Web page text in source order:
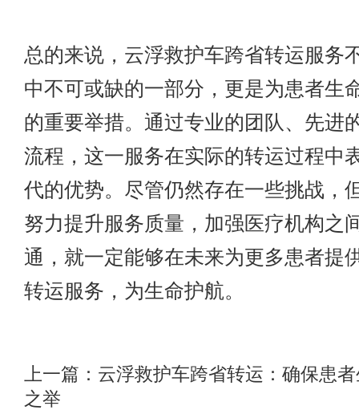
总的来说， 云浮救护车跨省转运服务
中不可或缺的一部分，更是为患者生
的重要举措。通过专业的团队、先进
流程，这一服务在实际的转运过程中
代的优势。尽管仍然存在一些挑战，
努力提升服务质量，加强医疗机构之
通，就一定能够在未来为更多患者提
转运服务，为生命护航。
上一篇： 云浮救护车跨省转运：确保患
之举